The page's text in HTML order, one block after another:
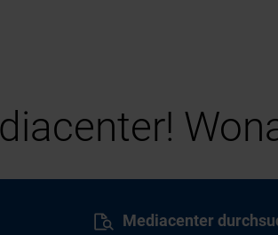
Mediacenter